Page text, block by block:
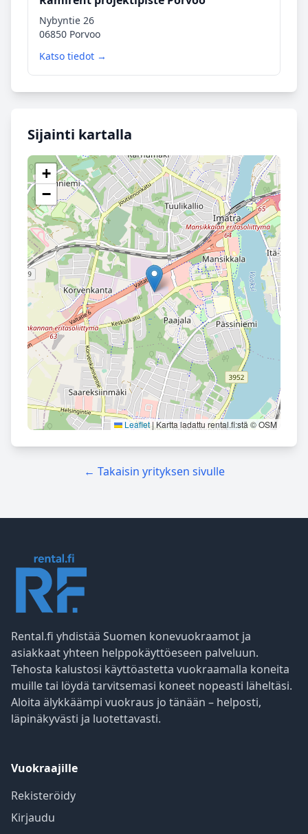
Nybyntie 26
06850 Porvoo
Katso tiedot →
Sijainti kartalla
+
−
Leaflet|Kartta ladattu rental.fi:stä © OSM
← Takaisin yrityksen sivulle
Rental.fi yhdistää Suomen konevuokraamot ja
asiakkaat yhteen helppokäyttöeseen palveluun.
Tehosta kalustosi käyttöastetta vuokraamalla koneita
muille tai löydä tarvitsemasi koneet nopeasti läheltäsi.
Aloita älykkäämpi vuokraus jo tänään – helposti,
läpinäkyvästi ja luotettavasti.
Vuokraajille
Rekisteröidy
Kirjaudu